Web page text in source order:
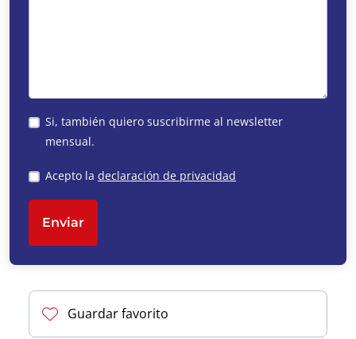
Si, también quiero suscribirme al newsletter
mensual.
Acepto la declaración de privacidad
Enviar
Guardar favorito